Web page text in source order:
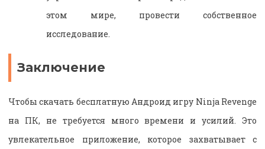
этом мире, провести собственное
исследование.
Заключение
Чтобы скачать бесплатную Андроид игру Ninja Revenge
на ПК, не требуется много времени и усилий. Это
увлекательное приложение, которое захватывает с